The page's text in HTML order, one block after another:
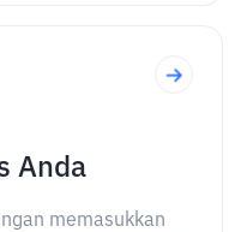
Anda
memasukkan